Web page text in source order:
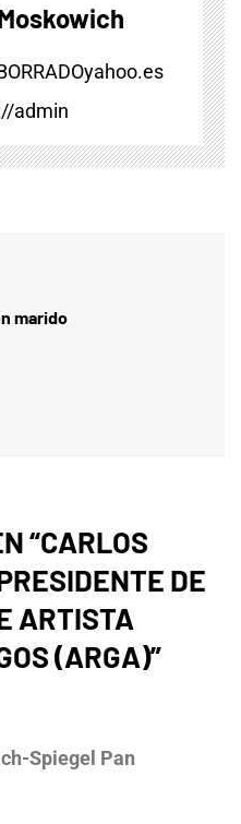
admin
marido
“CARLOS
DE
ARTISTA
(ARGA)”
Spiegel Pan